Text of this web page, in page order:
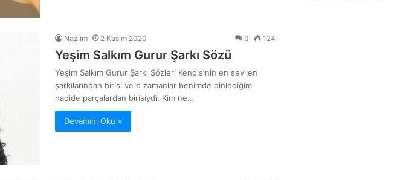
Nazlim 2 Kasım 2020 0 124
Yeşim Salkım Gurur Şarkı Sözü
Yeşim Salkım Gurur Şarkı Sözleri Kendisinin en sevilen
şarkılarından birisi ve o zamanlar benimde dinlediğim
nadide parçalardan birisiydi. Kim ne…
Devamını Oku »